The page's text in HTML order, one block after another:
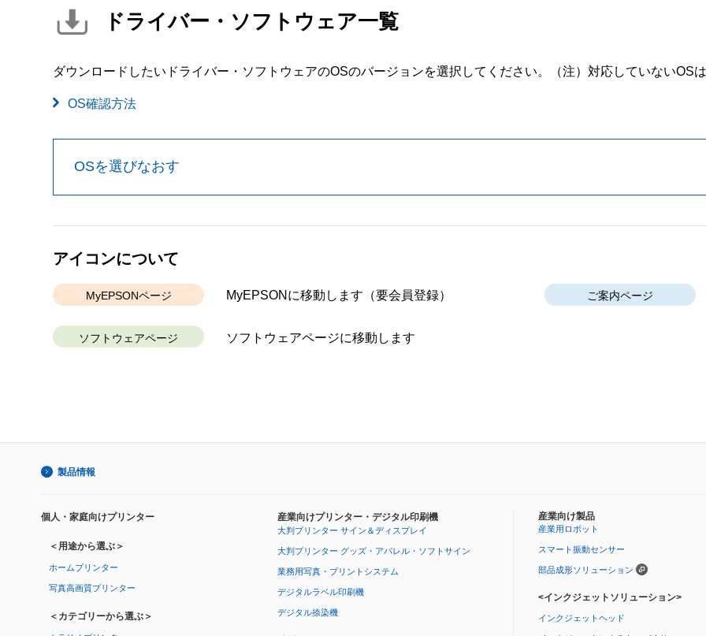
ドライバー・ソフトウェア一覧
ダウンロードしたいドライバー・ソフトウェアのOSのバージョンを選択してください。 （注）対応していないOS
OS確認方法
OSを選びなおす
アイコンについて
MyEPSONページ MyEPSONに移動します （要会員登録） ご案内ページ
ソフトウェアページ ソフトウェアページに移動します
製品情報
個人・家庭向けプリンター
＜用途から選ぶ＞
ホームプリンター
写真高画質プリンター
＜カテゴリーから選ぶ＞
産業向けプリンター・デジタル印刷機
大判プリンター サイン＆ディスプレイ
大判プリンター グッズ・アパレル・ソフトサイン
業務用写真・プリントシステム
デジタルラベル印刷機
デジタル捺染機
産業向け製品
産業用ロボット
スマート振動センサー
部品成形ソリューション
<インクジェットソリューション>
インクジェットヘッド